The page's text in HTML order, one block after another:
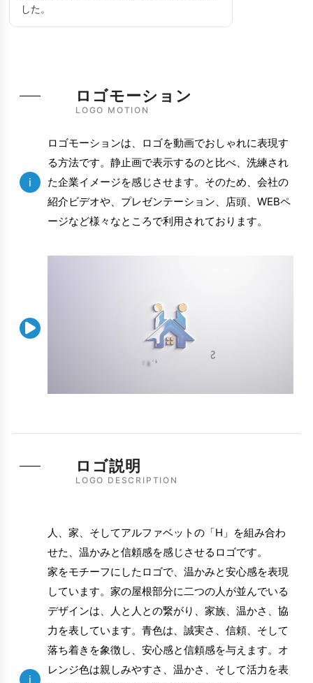
した。
LOGO MOTION
ロゴモーション
i
ロゴモーションは、ロゴを動画でおしゃれに表現す
る方法です。静止画で表示するのと比べ、洗練され
た企業イメージを感じさせます。そのため、会社の
紹介ビデオや、プレゼンテーション、店頭、WEBペ
ージなど様々なところで利用されております。

LOGO DESCRIPTION
ロゴ説明
i
人、家、そしてアルファベットの「H」を組み合わ
せた、温かみと信頼感を感じさせるロゴです。
家をモチーフにしたロゴで、温かみと安心感を表現
しています。家の屋根部分に二つの人が並んでいる
デザインは、人と人との繋がり、家族、温かさ、協
力を表しています。青色は、誠実さ、信頼、そして
落ち着きを象徴し、安心感と信頼感を与えます。オ
レンジ色は親しみやすさ、温かさ、そして活力を表